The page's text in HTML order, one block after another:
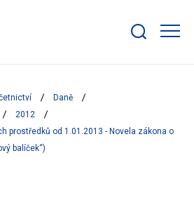
bar
Daně
2012
prostředků od 1.01.2013 - Novela zákona o
balíček“)